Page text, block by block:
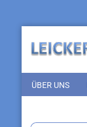
ÜBER UNS